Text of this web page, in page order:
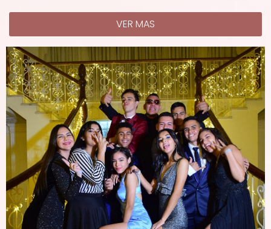
VER MAS